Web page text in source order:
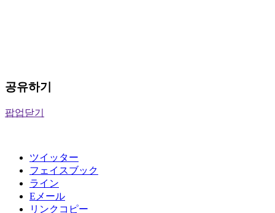
공유하기
팝업닫기
ツイッター
フェイスブック
ライン
Eメール
リンクコピー